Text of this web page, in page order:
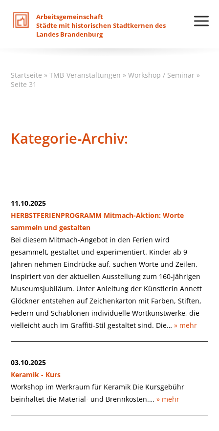
Arbeitsgemeinschaft
Städte mit historischen Stadtkernen des
Landes Brandenburg
Startseite »TMB-Veranstaltungen »Workshop / Seminar »
Seite 31
Kategorie-Archiv:
11.10.2025
HERBSTFERIENPROGRAMM Mitmach-Aktion: Worte
sammeln und gestalten
Bei diesem Mitmach-Angebot in den Ferien wird
gesammelt, gestaltet und experimentiert. Kinder ab 9
Jahren nehmen Eindrücke auf, suchen Worte und Zeilen,
inspiriert von der aktuellen Ausstellung zum 160-jährigen
Museumsjubiläum. Unter Anleitung der Künstlerin Annett
Glöckner entstehen auf Zeichenkarton mit Farben, Stiften,
Federn und Schablonen individuelle Wortkunstwerke, die
vielleicht auch im Graffiti-Stil gestaltet sind. Die…» mehr
03.10.2025
Keramik - Kurs
Workshop im Werkraum für Keramik Die Kursgebühr
beinhaltet die Material- und Brennkosten.…» mehr